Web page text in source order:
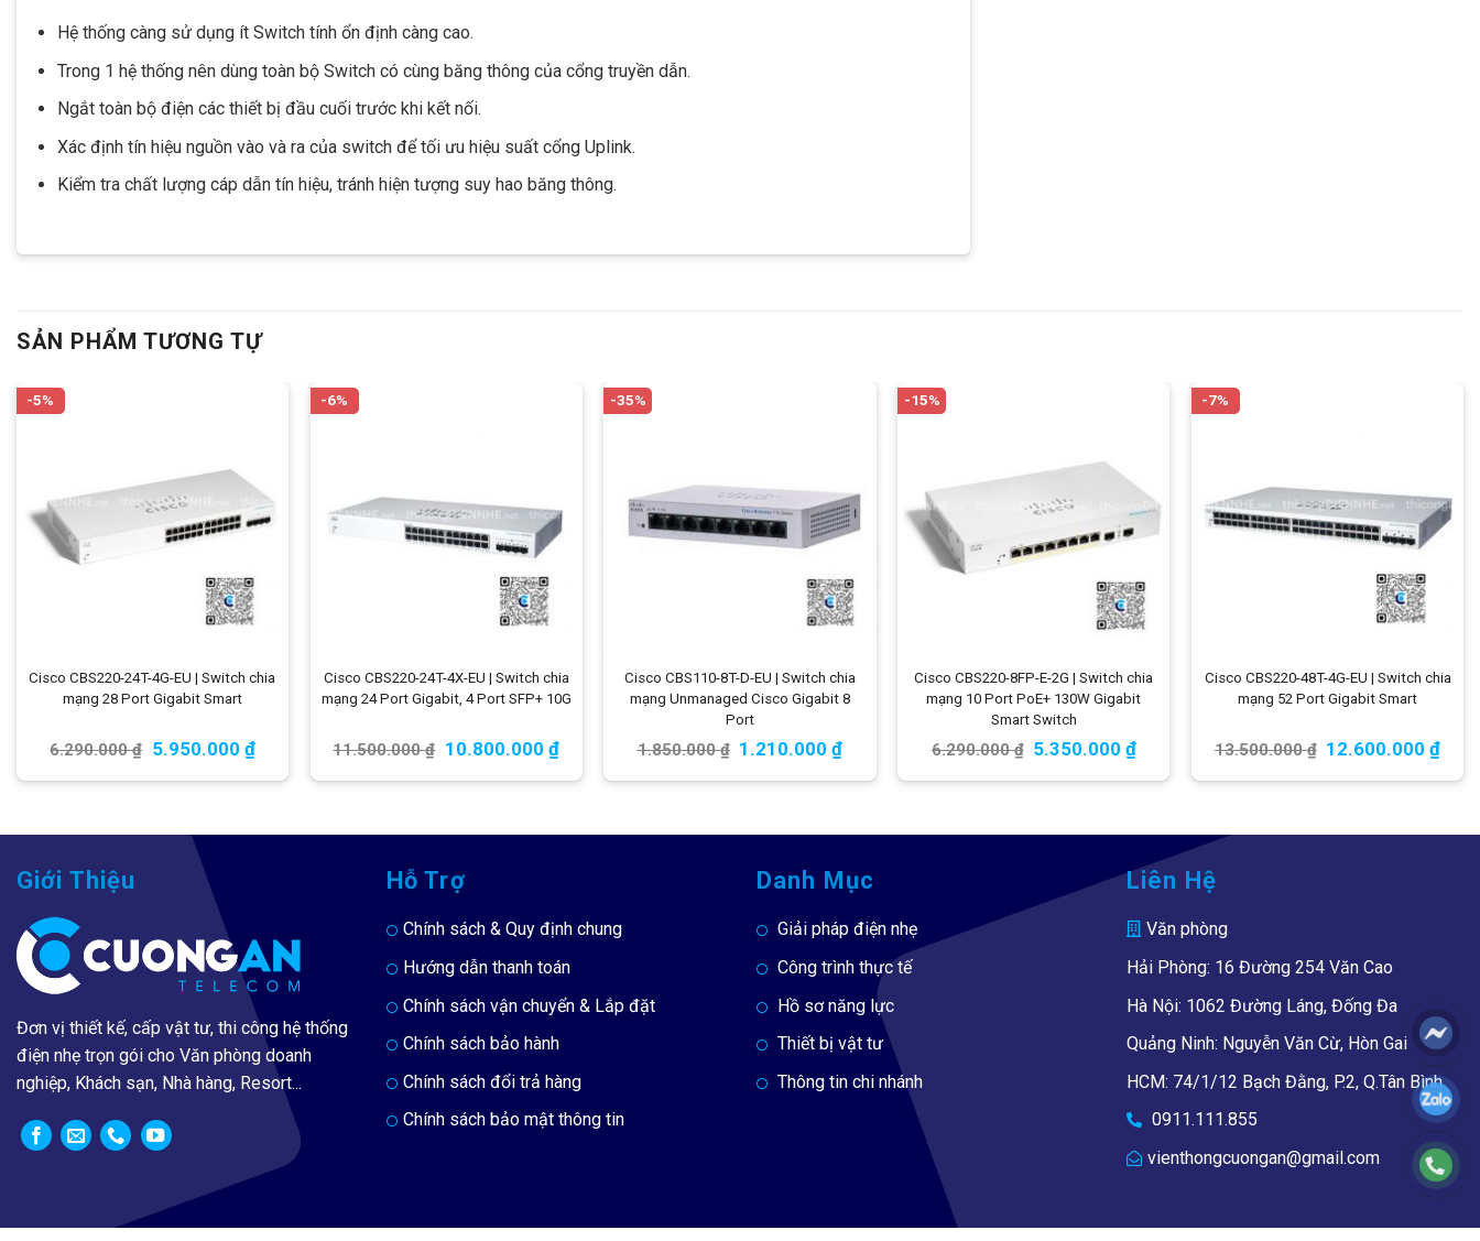
Hệ thống càng sử dụng ít Switch tính ổn định càng cao.
Trong 1 hệ thống nên dùng toàn bộ Switch có cùng băng thông của cổng truyền dẫn.
Ngắt toàn bộ điện các thiết bị đầu cuối trước khi kết nối.
Xác định tín hiệu nguồn vào và ra của switch để tối ưu hiệu suất cổng Uplink.
Kiểm tra chất lượng cáp dẫn tín hiệu, tránh hiện tượng suy hao băng thông.
SẢN PHẨM TƯƠNG TỰ
-5%
Cisco CBS220-24T-4G-EU | Switch chia
mạng 28 Port Gigabit Smart
6.290.000₫ 5.950.000 ₫
-6%
Cisco CBS220-24T-4X-EU | Switch chia
mạng 24 Port Gigabit, 4 Port SFP+ 10G
11.500.000₫ 10.800.000 ₫
-35%
Cisco CBS110-8T-D-EU | Switch chia
mạng Unmanaged Cisco Gigabit 8
Port
1.850.000₫ 1.210.000₫
-15%
Cisco CBS220-8FP-E-2G | Switch chia
mạng 10 Port PoE+ 130W Gigabit
Smart Switch
6.290.000₫ 5.350.000₫
-7%
Cisco CBS220-48T-4G-EU | Switch chia
mạng 52 Port Gigabit Smart
13.500.000₫ 12.600.000₫
Giới Thiệu
Đơn vị thiết kế, cấp vật tư, thi công hệ thống
điện nhẹ trọn gói cho Văn phòng doanh
nghiệp, Khách sạn, Nhà hàng, Resort...
Hỗ Trợ
Chính sách & Quy định chung
Hướng dẫn thanh toán
Chính sách vận chuyển & Lắp đặt
Chính sách bảo hành
Chính sách đổi trả hàng
Chính sách bảo mật thông tin
Danh Mục
Giải pháp điện nhẹ
Công trình thực tế
Hồ sơ năng lực
Thiết bị vật tư
Thông tin chi nhánh
Liên Hệ
Văn phòng
Hải Phòng: 16 Đường 254 Văn Cao
Hà Nội: 1062 Đường Láng, Đống Đa
Quảng Ninh: Nguyễn Văn Cừ, Hòn Gai
HCM: 74/1/12 Bạch Đằng, P.2, Q.Tân Bình
0911.111.855
vienthongcuongan@gmail.com